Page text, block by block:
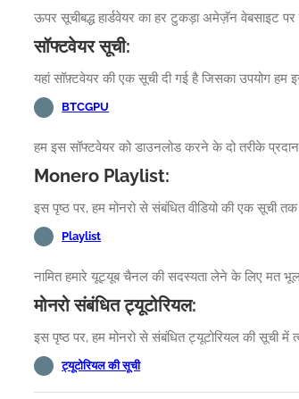
ऊपर सूचीबद्ध हार्डवेयर का हर टुकड़ा अमेज़ॅन वेबसाइट पर
सॉफ्टवेयर सूची:
यहां सॉफ़्टवेयर की एक सूची दी गई है जिसका उपयोग हम
BTCGPU
हम इस सॉफ्टवेयर को डाउनलोड करने के दो तरीके
Monero Playlist:
इस पृष्ठ पर, हम मोनरो से संबंधित वीडियो की एक सूची
Playlist
नामित हमारे यूट्यूब चैनल की सदस्यता लेने के लिए मत
मोनरो संबंधित ट्यूटोरियल:
इस पृष्ठ पर, हम मोनरो से संबंधित ट्यूटोरियल की सूची में
ट्यूटोरियल की सूची